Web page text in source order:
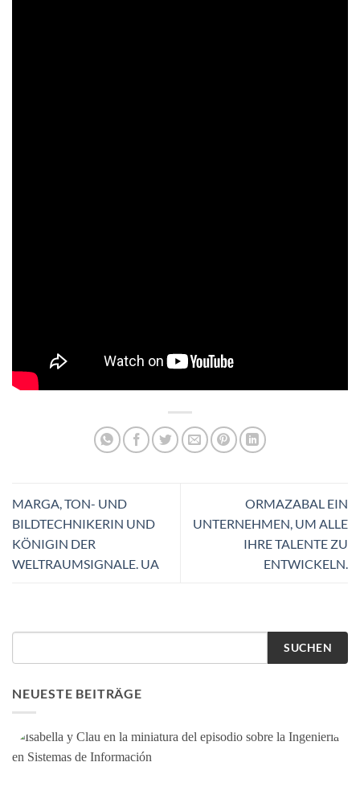
MARGA, TON- UND
BILDTECHNIKERIN UND
KÖNIGIN DER
WELTRAUMSIGNALE. UA
ORMAZABAL EIN
UNTERNEHMEN, UM ALLE
IHRE TALENTE ZU
ENTWICKELN.
SUCHEN
NEUESTE BEITRÄGE